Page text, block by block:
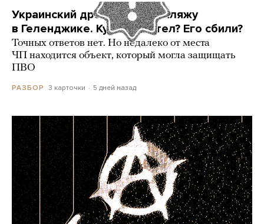
Украинский дрон попал по пляжу
в Геленджике. Куда он летел? Его сбили?
Точных ответов нет. Но недалеко от места
ЧП находится объект, который могла защищать
ПВО
РАЗБОР 3 карточки 5 дней назад